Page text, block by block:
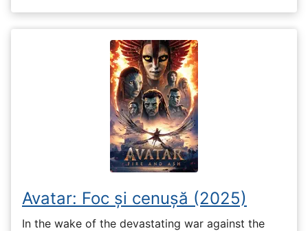
Avatar: Foc și cenușă (2025)
In the wake of the devastating war against the